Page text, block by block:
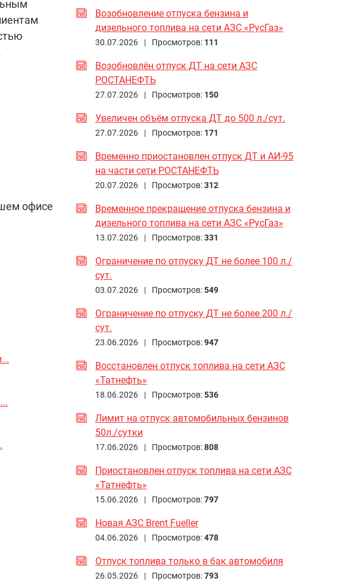
офисе
Возобновление отпуска бензина и
дизельного топлива на сети АЗС «РусГаз»
30.07.2026 | Просмотров: 111
Возобновлён отпуск ДТ на сети АЗС
РОСТАНЕФТЬ
27.07.2026 | Просмотров: 150
Увеличен объём отпуска ДТ до 500 л./сут.
27.07.2026 | Просмотров: 171
Временно приостановлен отпуск ДТ и АИ-95
на части сети РОСТАНЕФТЬ
20.07.2026 | Просмотров:312
Временное прекращение отпуска бензина и
дизельного топлива на сети АЗС «РусГаз»
13.07.2026 | Просмотров:331
Ограничение по отпуску ДТ не более 100 л./
сут.
03.07.2026 | Просмотров:549
Ограничение по отпуску ДТ не более 200 л./
сут.
23.06.2026 | Просмотров:947
Восстановлен отпуск топлива на сети АЗС
«Татнефть»
18.06.2026 | Просмотров:536
Лимит на отпуск автомобильных бензинов
50л./сутки
17.06.2026 | Просмотров:808
Приостановлен отпуск топлива на сети АЗС
«Татнефть»
15.06.2026 | Просмотров:797
Новая АЗС Brent Fueller
04.06.2026 | Просмотров:478
Отпуск топлива только в бак автомобиля
26.05.2026 | Просмотров:793